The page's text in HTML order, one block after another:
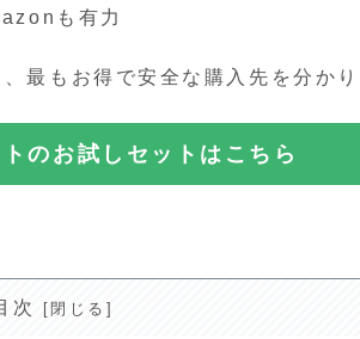
も有力
最もお得で安全な購入先を分かり
のお試しセットはこちら
次